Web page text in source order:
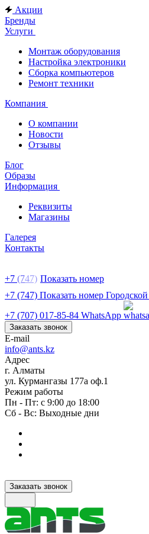
Акции
Бренды
Услуги
Монтаж оборудования
Настройка электроники
Сборка компьютеров
Ремонт техники
Компания
О компании
Новости
Отзывы
Блог
Образы
Информация
Реквизиты
Магазины
Галерея
Контакты
+7 (747) Показать номер
+7 (747) Показать номер
+7 (707) 017-85-84 WhatsApp
Заказать звонок
E-mail
info@ants.kz
Адрес
г. Алматы
ул. Курмангазы 177а оф.1
Режим работы
Пн - Пт: с 9:00 до 18:00
Сб - Вс: Выходные дни
Заказать звонок